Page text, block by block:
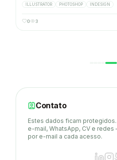
padronização visual e cumprimento de
ILLUSTRATOR PHOTOSHOP INDESIGN
0 3
Contato
Estes dados ficam protegidos.
e-mail, WhatsApp, CV e
por e-mail a cada acesso.